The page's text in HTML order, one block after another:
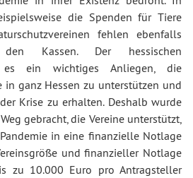
die Spenden für Tiere
fehlen ebenfalls
Kassen. Der hessischen
es ein wichtiges Anliegen, die
in ganz Hessen zu unterstützen und
Krise zu erhalten. Deshalb wurde
gebracht, die Vereine unterstützt,
in eine finanzielle Notlage
und finanzieller Notlage
zu 10.000 Euro pro Antragsteller